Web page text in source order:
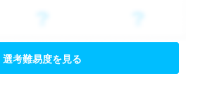
選考難易度を見る